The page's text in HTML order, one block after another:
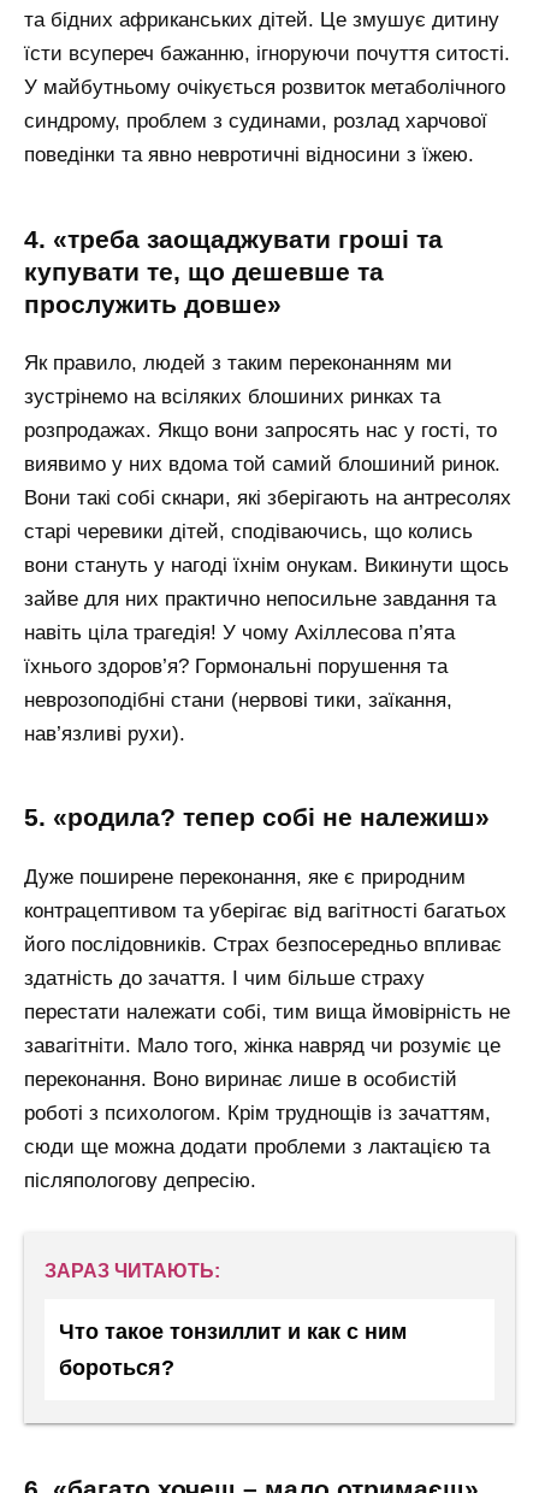
та бідних африканських дітей. Це змушує дитину
їсти всупереч бажанню, ігноруючи почуття ситості.
У майбутньому очікується розвиток метаболічного
синдрому, проблем з судинами, розлад харчової
поведінки та явно невротичні відносини з їжею.
4. «треба заощаджувати гроші та
купувати те, що дешевше та
прослужить довше»
Як правило, людей з таким переконанням ми
зустрінемо на всіляких блошиних ринках та
розпродажах. Якщо вони запросять нас у гості, то
виявимо у них вдома той самий блошиний ринок.
Вони такі собі скнари, які зберігають на антресолях
старі черевики дітей, сподіваючись, що колись
вони стануть у нагоді їхнім онукам. Викинути щось
зайве для них практично непосильне завдання та
навіть ціла трагедія! У чому Ахіллесова п’ята
їхнього здоров’я? Гормональні порушення та
неврозоподібні стани (нервові тики, заїкання,
нав’язливі рухи).
5. «родила? тепер собі не належиш»
Дуже поширене переконання, яке є природним
контрацептивом та уберігає від вагітності багатьох
його послідовників. Страх безпосередньо впливає
здатність до зачаття. І чим більше страху
перестати належати собі, тим вища ймовірність не
завагітніти. Мало того, жінка навряд чи розуміє це
переконання. Воно виринає лише в особистій
роботі з психологом. Крім труднощів із зачаттям,
сюди ще можна додати проблеми з лактацією та
післяпологову депресію.
ЗАРАЗ ЧИТАЮТЬ:
Что такое тонзиллит и как с ним
бороться?